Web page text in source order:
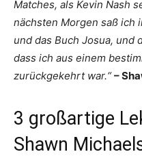
Matches, als Kevin Nash
nächsten Morgen saß ich
und das Buch Josua, und
dass ich aus einem
zurückgekehrt war.“ –
3 großartige
Shawn